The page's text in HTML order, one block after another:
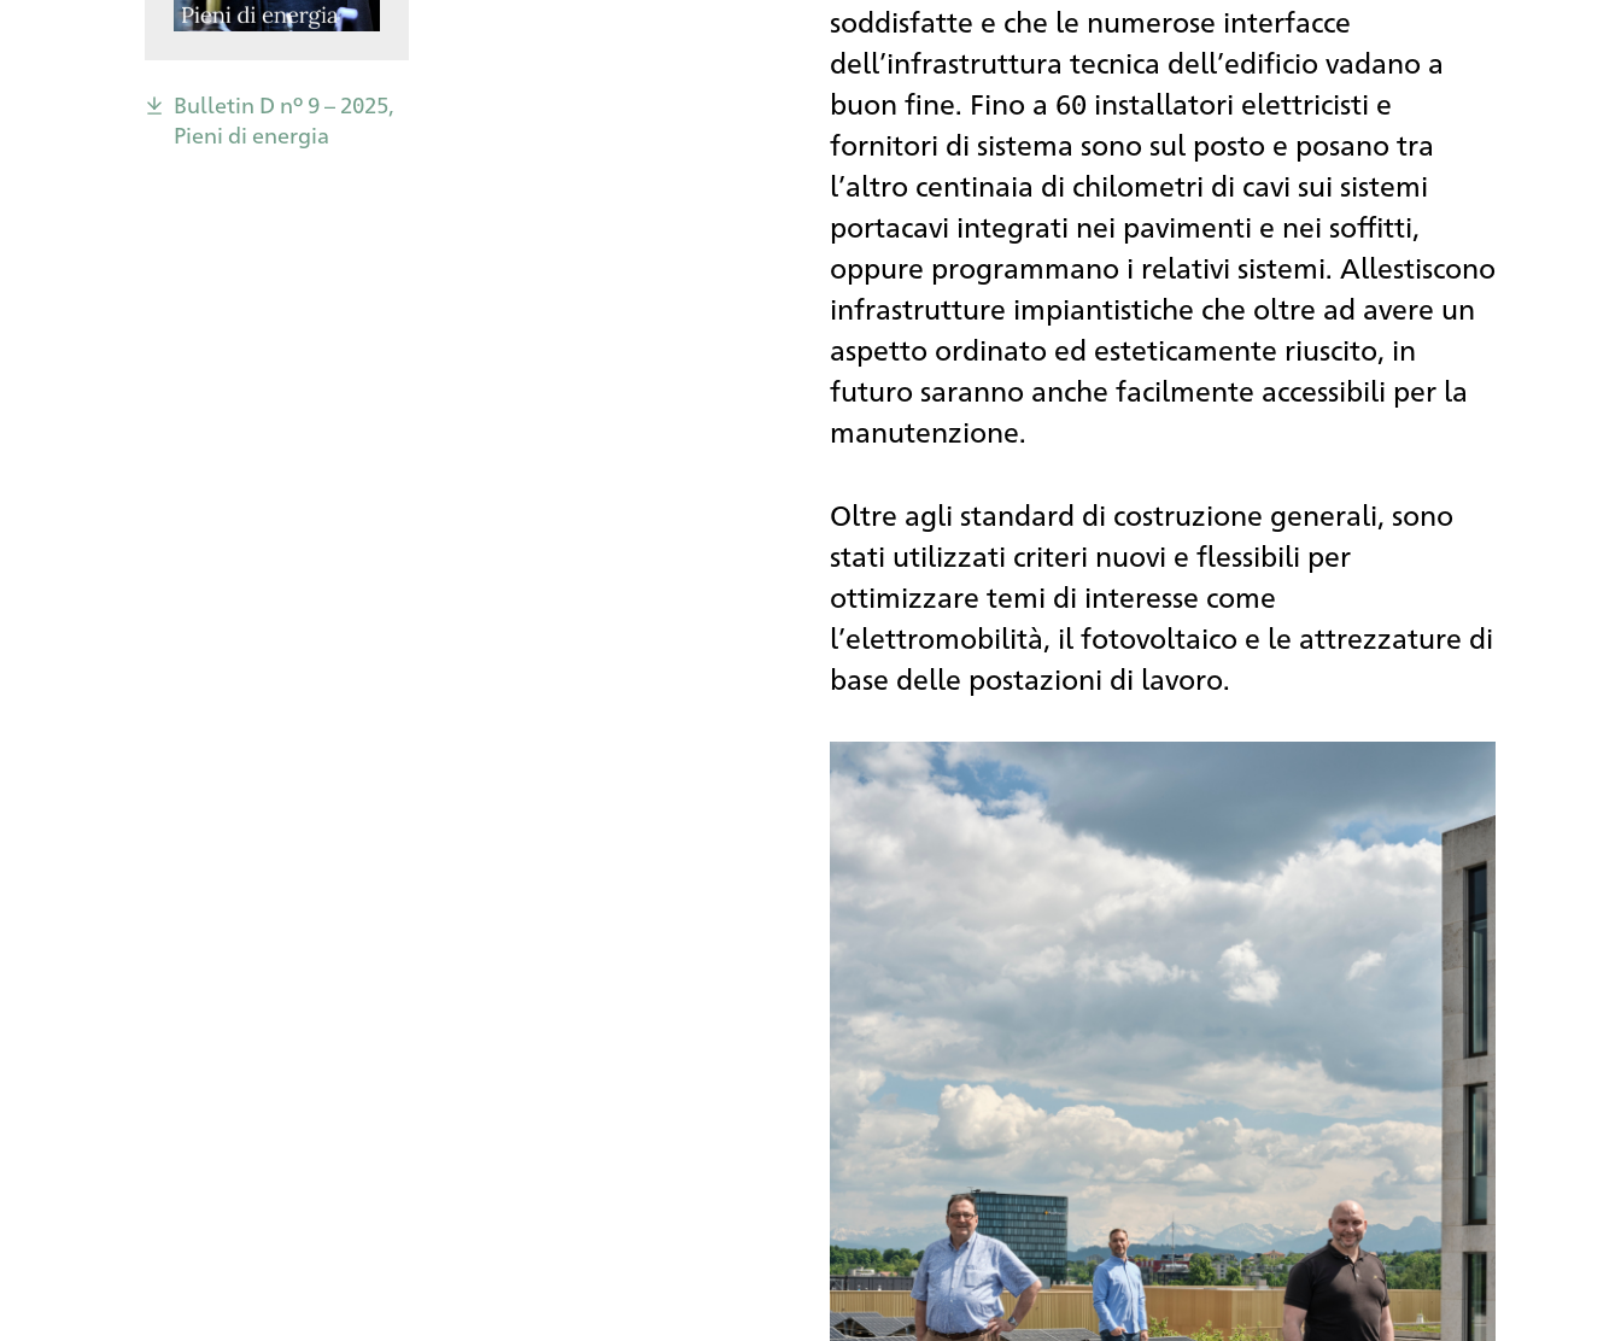
Bulletin D nº 9 – 2025,
Pieni di energia
soddisfatte e che le numerose interfacce
dell’infrastruttura tecnica dell’edificio vadano a
buon fine. Fino a 60 installatori elettricisti e
fornitori di sistema sono sul posto e posano tra
l’altro centinaia di chilometri di cavi sui sistemi
portacavi integrati nei pavimenti e nei soffitti,
oppure programmano i relativi sistemi. Allestiscono
infrastrutture impiantistiche che oltre ad avere un
aspetto ordinato ed esteticamente riuscito, in
futuro saranno anche facilmente accessibili per la
manutenzione.
Oltre agli standard di costruzione generali, sono
stati utilizzati criteri nuovi e flessibili per
ottimizzare temi di interesse come
l’elettromobilità, il fotovoltaico e le attrezzature di
base delle postazioni di lavoro.